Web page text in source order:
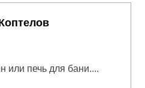
или печь для бани....